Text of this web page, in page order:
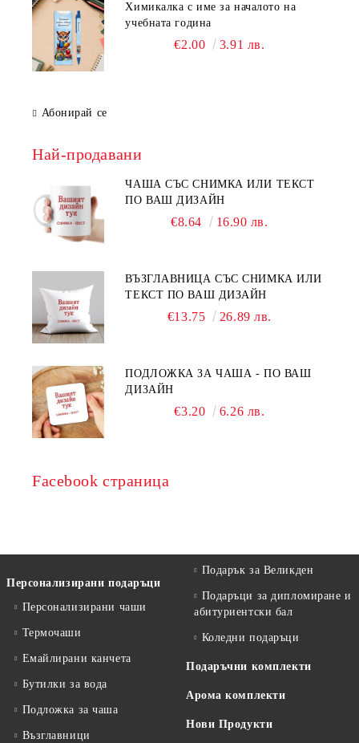
Химикалка с име за началото на
учебната година
€2.00 3.91 лв.
Абонирай се
Най-продавани
ЧАША СЪС СНИМКА ИЛИ ТЕКСТ
ПО ВАШ ДИЗАЙН
€8.64 16.90 лв.
ВЪЗГЛАВНИЦА СЪС СНИМКА ИЛИ
ТЕКСТ ПО ВАШ ДИЗАЙН
€13.75 26.89 лв.
ПОДЛОЖКА ЗА ЧАША - ПО ВАШ
ДИЗАЙН
€3.20 6.26 лв.
Facebook страница
Персонализирани подаръци
Персонализирани чаши
Термочаши
Емайлирани канчета
Бутилки за вода
Подложка за чаша
Възглавници
Подарък за Великден
Подаръци за дипломиране и
абитуриентски бал
Коледни подаръци
Подаръчни комплекти
Арома комплекти
Нови Продукти